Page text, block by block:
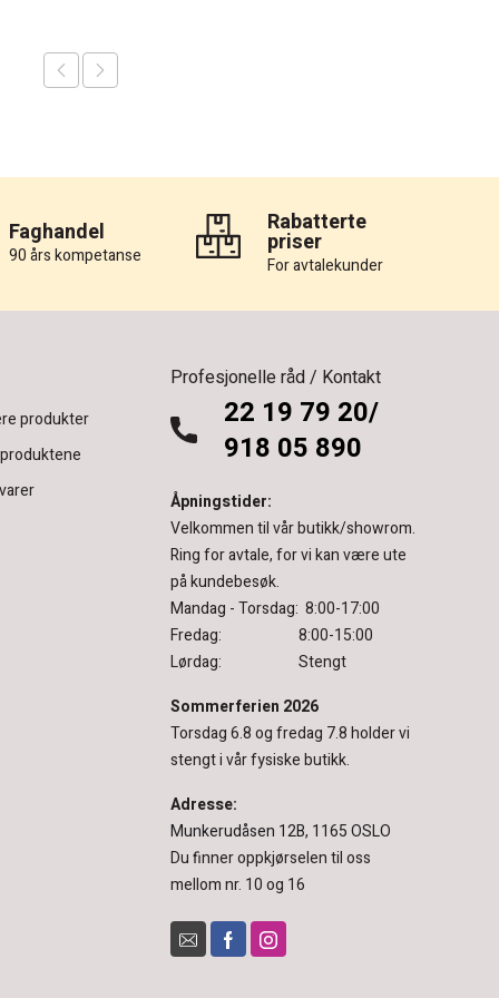
Faghandel
90 års kompetanse
Rabatterte
priser
For avtalekunder
produkter
Profesjonelle råd / Kontakt
22 19 79 20/
918 05 890
Åpningstider:
Velkommen til vår butikk/showrom.
Ring for avtale, for vi kan være ute
på kundebesøk.
Mandag - Torsdag: 8:00-17:00
Fredag: 8:00-15:00
Lørdag: Stengt
Sommerferien 2026
Torsdag 6.8 og fredag 7.8 holder vi
stengt i vår fysiske butikk.
Adresse:
Munkerudåsen 12B, 1165 OSLO
Du finner oppkjørselen til oss
mellom nr. 10 og 16